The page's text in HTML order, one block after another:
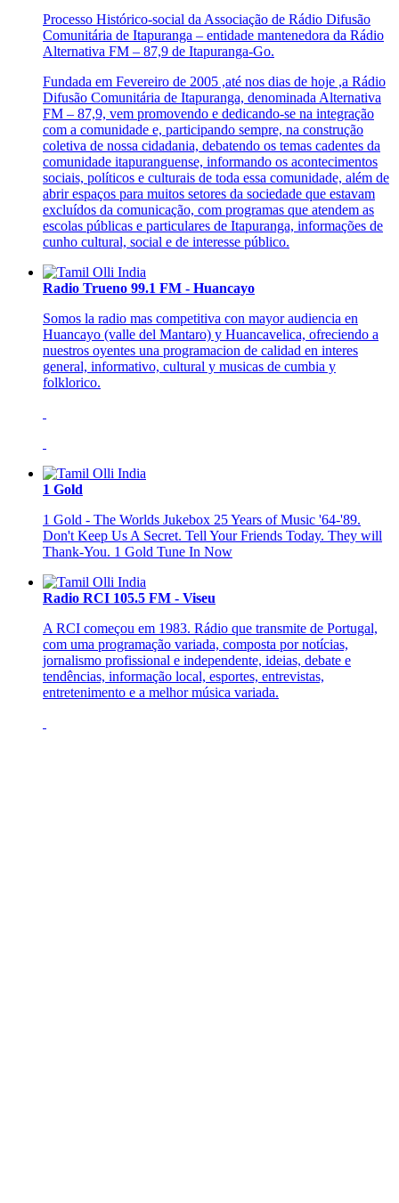
Processo Histórico-social da Associação de Rádio Difusão
Comunitária de Itapuranga – entidade mantenedora da Rádio
Alternativa FM – 87,9 de Itapuranga-Go.
Fundada em Fevereiro de 2005 ,até nos dias de hoje ,a Rádio
Difusão Comunitária de Itapuranga, denominada Alternativa
FM – 87,9, vem promovendo e dedicando-se na integração
com a comunidade e, participando sempre, na construção
coletiva de nossa cidadania, debatendo os temas cadentes da
comunidade itapuranguense, informando os acontecimentos
sociais, políticos e culturais de toda essa comunidade, além de
abrir espaços para muitos setores da sociedade que estavam
excluídos da comunicação, com programas que atendem as
escolas públicas e particulares de Itapuranga, informações de
cunho cultural, social e de interesse público.
Radio Trueno 99.1 FM - Huancayo
Somos la radio mas competitiva con mayor audiencia en
Huancayo (valle del Mantaro) y Huancavelica, ofreciendo a
nuestros oyentes una programacion de calidad en interes
general, informativo, cultural y musicas de cumbia y
folklorico.
1 Gold
1 Gold - The Worlds Jukebox 25 Years of Music '64-'89.
Don't Keep Us A Secret. Tell Your Friends Today. They will
Thank-You. 1 Gold Tune In Now
Radio RCI 105.5 FM - Viseu
A RCI começou em 1983. Rádio que transmite de Portugal,
com uma programação variada, composta por notícias,
jornalismo profissional e independente, ideias, debate e
tendências, informação local, esportes, entrevistas,
entretenimento e a melhor música variada.